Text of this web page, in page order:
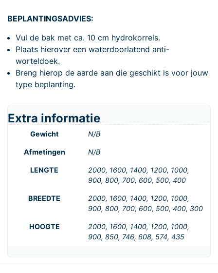
BEPLANTINGSADVIES:
Vul de bak met ca. 10 cm hydrokorrels.
Plaats hierover een waterdoorlatend anti-
worteldoek.
Breng hierop de aarde aan die geschikt is voor jouw
type beplanting.
Extra informatie
Gewicht N/B
Afmetingen N/B
LENGTE
2000, 1600, 1400, 1200, 1000,
900, 800, 700, 600, 500, 400
BREEDTE
2000, 1600, 1400, 1200, 1000,
900, 800, 700, 600, 500, 400, 300
HOOGTE
2000, 1600, 1400, 1200, 1000,
900, 850, 746, 608, 574, 435